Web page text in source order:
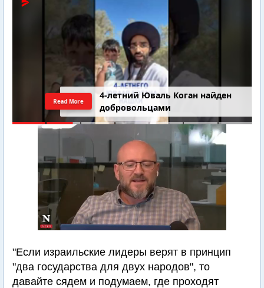
4-летний Юваль Коган найден
добровольцами
Read More
"Если израильские лидеры верят в принцип
"два государства для двух народов", то
давайте сядем и подумаем, где проходят